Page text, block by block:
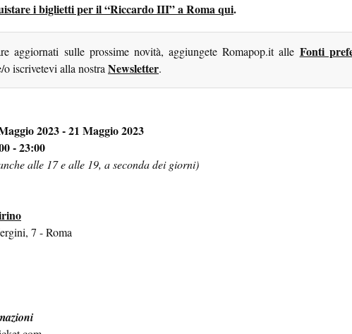
i biglietti per il “Riccardo III” a Roma qui.
aggiornati sulle prossime novità, aggiungete Romapop.it alle Fonti
o iscrivetevi alla nostraNewsletter.
2023 - 21 Maggio 2023
- 23:00
alle 17 e alle 19, a seconda dei giorni)
7 - Roma